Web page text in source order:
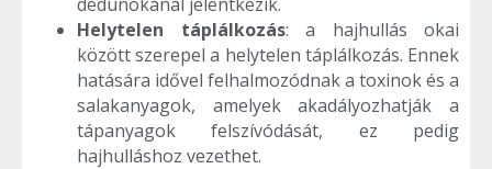
Helytelen táplálkozás: a hajhullás okai
között szerepel a helytelen táplálkozás. Ennek
hatására idővel felhalmozódnak a toxinok és a
salakanyagok, amelyek akadályozhatják a
tápanyagok felszívódását, ez pedig
hajhulláshoz vezethet.